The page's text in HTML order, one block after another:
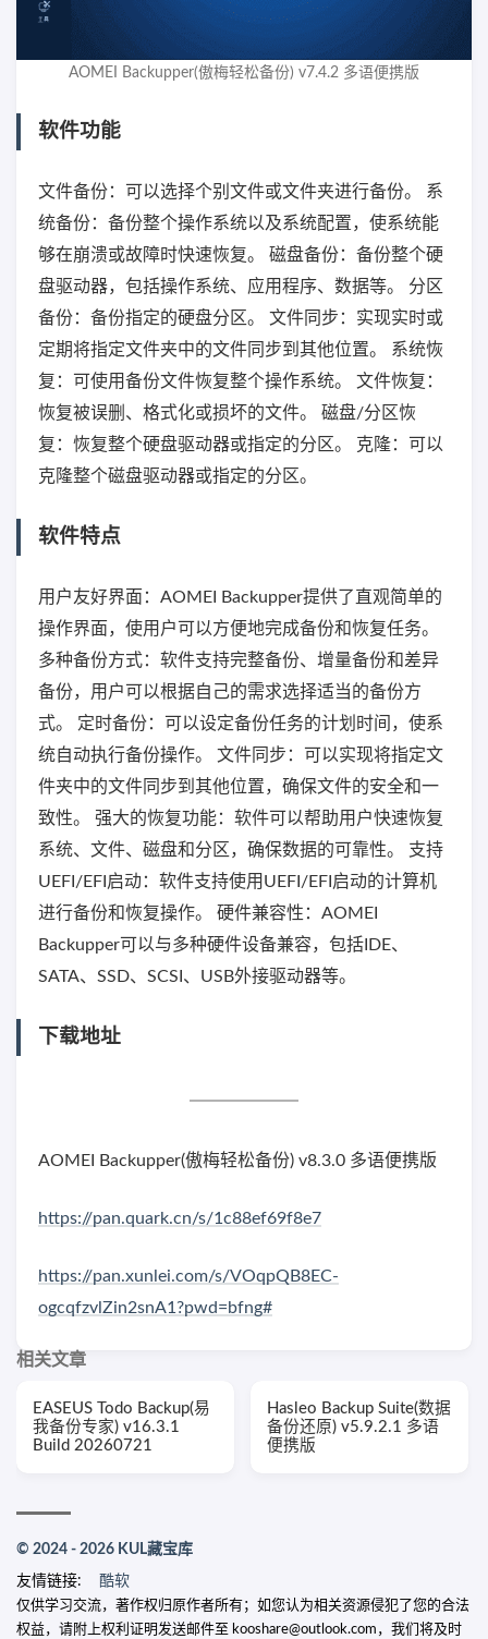
AOMEI Backupper(傲梅轻松备份) v7.4.2 多语便携版
软件功能
文件备份：可以选择个别文件或文件夹进行备份。 系
统备份：备份整个操作系统以及系统配置，使系统能
够在崩溃或故障时快速恢复。 磁盘备份：备份整个硬
盘驱动器，包括操作系统、应用程序、数据等。 分区
备份：备份指定的硬盘分区。 文件同步：实现实时或
定期将指定文件夹中的文件同步到其他位置。 系统恢
复：可使用备份文件恢复整个操作系统。 文件恢复：
恢复被误删、格式化或损坏的文件。 磁盘/分区恢
复：恢复整个硬盘驱动器或指定的分区。 克隆：可以
克隆整个磁盘驱动器或指定的分区。
软件特点
用户友好界面：AOMEI Backupper提供了直观简单的
操作界面，使用户可以方便地完成备份和恢复任务。
多种备份方式：软件支持完整备份、增量备份和差异
备份，用户可以根据自己的需求选择适当的备份方
式。 定时备份：可以设定备份任务的计划时间，使系
统自动执行备份操作。 文件同步：可以实现将指定文
件夹中的文件同步到其他位置，确保文件的安全和一
致性。 强大的恢复功能：软件可以帮助用户快速恢复
系统、文件、磁盘和分区，确保数据的可靠性。 支持
UEFI/EFI启动：软件支持使用UEFI/EFI启动的计算机
进行备份和恢复操作。 硬件兼容性：AOMEI
Backupper可以与多种硬件设备兼容，包括IDE、
SATA、SSD、SCSI、USB外接驱动器等。
下载地址
AOMEI Backupper(傲梅轻松备份) v8.3.0 多语便携版
https://pan.quark.cn/s/1c88ef69f8e7
https://pan.xunlei.com/s/VOqpQB8EC-
ogcqfzvlZin2snA1?pwd=bfng#
相关文章
EASEUS Todo Backup(易
我备份专家) v16.3.1
Build 20260721
Hasleo Backup Suite(数据
备份还原) v5.9.2.1 多语
便携版
© 2024 - 2026 KUL藏宝库
友情链接: 酷软
仅供学习交流，著作权归原作者所有；如您认为相关资源侵犯了您的合法
权益，请附上权利证明发送邮件至 kooshare@outlook.com，我们将及时